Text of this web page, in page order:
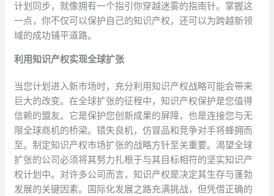
计划同步，就像拥有一个指引你穿越迷雾的指南针。掌握这
一点，你不仅可以保护自己的知识产权，还可以为跨越新领
域的成功铺平道路。
利用知识产权实现全球扩张
当您计划进入新市场时，充分利用知识产权战略可能会带来
巨大的改变。在全球扩张的征程中，知识产权保护是您值得
信赖的盟友。它是保护您创新成果的屏障，也是连接您与无
限全球商机的桥梁。错失良机，仿冒品和竞争对手将蜂拥而
至。制定知识产权市场扩张的战略方针至关重要。渴望全球
扩张的公司必须将其努力扎根于与其目标相符的坚实知识产
权计划中。对许多公司而言，知识产权是决定其生存与蓬勃
发展的关键因素。国际化发展之路充满挑战，但凭借正确的